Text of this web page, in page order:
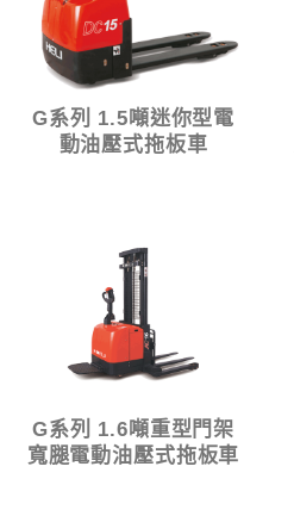
G系列 1.5噸迷你型電
動油壓式拖板車
G系列 1.6噸重型門架
寬腿電動油壓式拖板車